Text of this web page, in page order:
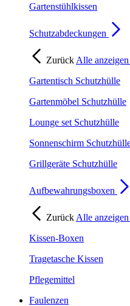
Gartenstühlkissen
Schutzabdeckungen
Zurück Alle
Gartentisch Schutzhülle
Gartenmöbel Schutzhülle
Lounge set Schutzhülle
Sonnenschirm
Grillgeräte Schutzhülle
Aufbewahrungsboxen
Zurück Alle
Kissen-Boxen
Tragetasche Kissen
Pflegemittel
Faulenzen